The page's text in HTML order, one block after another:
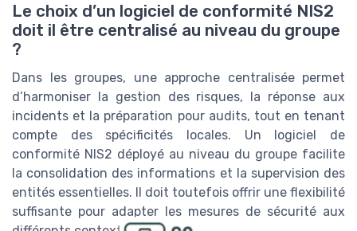
Le choix d’un logiciel de conformité NIS2
doit il être centralisé au niveau du groupe
?
Dans les groupes, une approche centralisée permet
d’harmoniser la gestion des risques, la réponse aux
incidents et la préparation pour audits, tout en tenant
compte des spécificités locales. Un logiciel de
conformité NIS2 déployé au niveau du groupe facilite
la consolidation des informations et la supervision des
entités essentielles. Il doit toutefois offrir une flexibilité
suffisante pour adapter les mesures de sécurité aux